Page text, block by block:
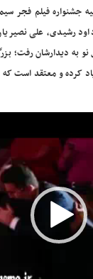
جشنواره فیلم فجر
رشیدی، علی
به دیدارشان رفت؛
کرده و معتقد است که